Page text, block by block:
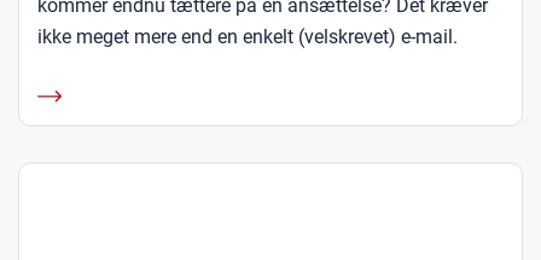
kommer endnu tættere på en ansættelse? Det kræver
ikke meget mere end en enkelt (velskrevet) e-mail.